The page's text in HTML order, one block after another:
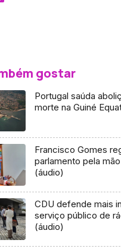
gostar
Portugal saúda
morte na Guiné
Francisco Gomes
parlamento pela
(áudio)
CDU defende mais
serviço público de
(áudio)